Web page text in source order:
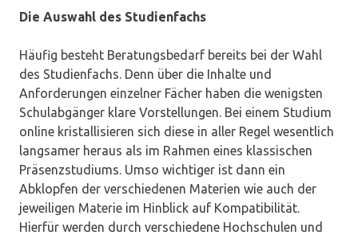
Die Auswahl des Studienfachs
Häufig besteht Beratungsbedarf bereits bei der Wahl
des Studienfachs. Denn über die Inhalte und
Anforderungen einzelner Fächer haben die wenigsten
Schulabgänger klare Vorstellungen. Bei einem Studium
online kristallisieren sich diese in aller Regel wesentlich
langsamer heraus als im Rahmen eines klassischen
Präsenzstudiums. Umso wichtiger ist dann ein
Abklopfen der verschiedenen Materien wie auch der
jeweiligen Materie im Hinblick auf Kompatibilität.
Hierfür werden durch verschiedene Hochschulen und